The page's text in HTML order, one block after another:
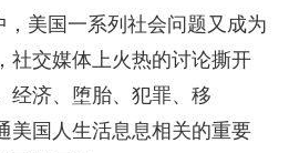
，美国一系列社会问题又成为
社交媒体上火热的讨论撕开
经济、堕胎、犯罪、移
国人生活息息相关的重要